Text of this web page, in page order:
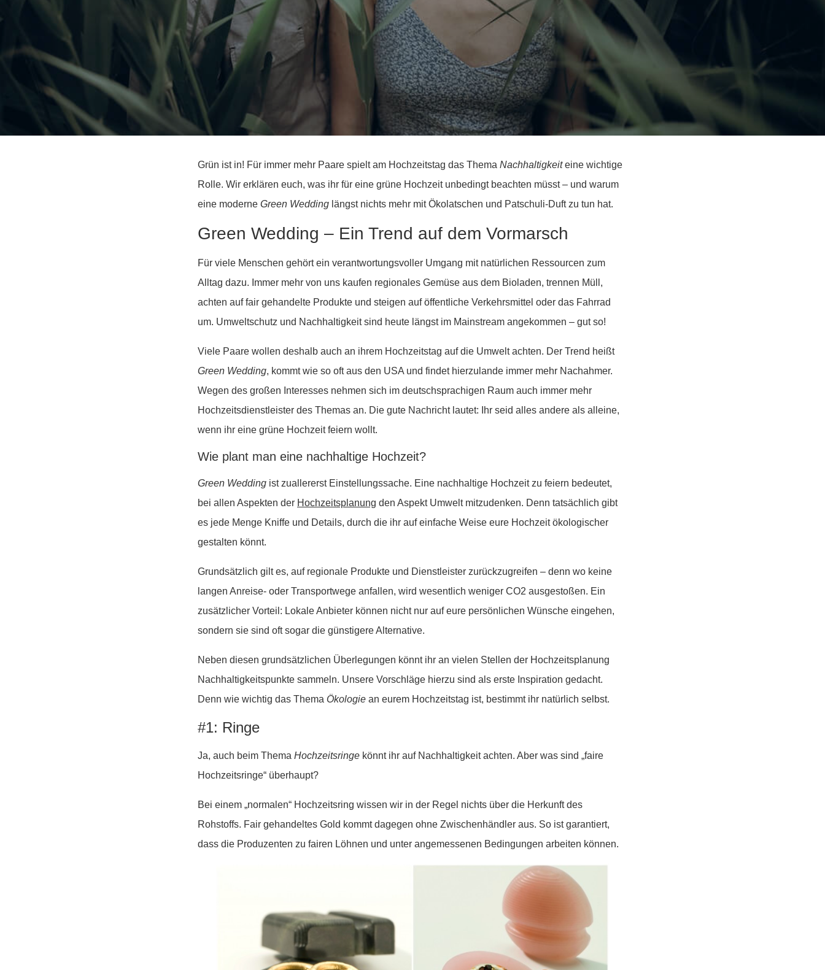
Grün ist in! Für immer mehr Paare spielt am Hochzeitstag das Thema Nachhaltigkeiteine wichtige
Rolle. Wir erklären euch, was ihr für eine grüne Hochzeit unbedingt beachten müsst – und warum
eine moderne Green Wedding längst nichts mehr mit Ökolatschen und Patschuli-Duft zu tun hat.
Green Wedding – Ein Trend auf dem Vormarsch
Für viele Menschen gehört ein verantwortungsvoller Umgang mit natürlichen Ressourcen zum
Alltag dazu. Immer mehr von uns kaufen regionales Gemüse aus dem Bioladen, trennen Müll,
achten auf fair gehandelte Produkte und steigen auf öffentliche Verkehrsmittel oder das Fahrrad
um. Umweltschutz und Nachhaltigkeit sind heute längst im Mainstream angekommen – gut so!
Viele Paare wollen deshalb auch an ihrem Hochzeitstag auf die Umwelt achten. Der Trend heißt
Green Wedding, kommt wie so oft aus den USA und findet hierzulande immer mehr Nachahmer.
Wegen des großen Interesses nehmen sich im deutschsprachigen Raum auch immer mehr
Hochzeitsdienstleister des Themas an. Die gute Nachricht lautet: Ihr seid alles andere als alleine,
wenn ihr eine grüne Hochzeit feiern wollt.
Wie plant man eine nachhaltige Hochzeit?
Green Wedding ist zuallererst Einstellungssache. Eine nachhaltige Hochzeit zu feiern bedeutet,
bei allen Aspekten der Hochzeitsplanung den Aspekt Umwelt mitzudenken. Denn tatsächlich gibt
es jede Menge Kniffe und Details, durch die ihr auf einfache Weise eure Hochzeit ökologischer
gestalten könnt.
Grundsätzlich gilt es, auf regionale Produkte und Dienstleister zurückzugreifen – denn wo keine
langen Anreise- oder Transportwege anfallen, wird wesentlich weniger CO2 ausgestoßen. Ein
zusätzlicher Vorteil: Lokale Anbieter können nicht nur auf eure persönlichen Wünsche eingehen,
sondern sie sind oft sogar die günstigere Alternative.
Neben diesen grundsätzlichen Überlegungen könnt ihr an vielen Stellen der Hochzeitsplanung
Nachhaltigkeitspunkte sammeln. Unsere Vorschläge hierzu sind als erste Inspiration gedacht.
Denn wie wichtig das Thema Ökologie an eurem Hochzeitstag ist, bestimmt ihr natürlich selbst.
#1: Ringe
Ja, auch beim Thema Hochzeitsringe könnt ihr auf Nachhaltigkeit achten. Aber was sind „faire
Hochzeitsringe“ überhaupt?
Bei einem „normalen“ Hochzeitsring wissen wir in der Regel nichts über die Herkunft des
Rohstoffs. Fair gehandeltes Gold kommt dagegen ohne Zwischenhändler aus. So ist garantiert,
dass die Produzenten zu fairen Löhnen und unter angemessenen Bedingungen arbeiten können.